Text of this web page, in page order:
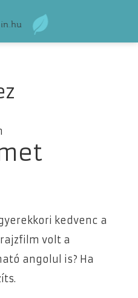
kedvenc a
volt a
angolul is? Ha